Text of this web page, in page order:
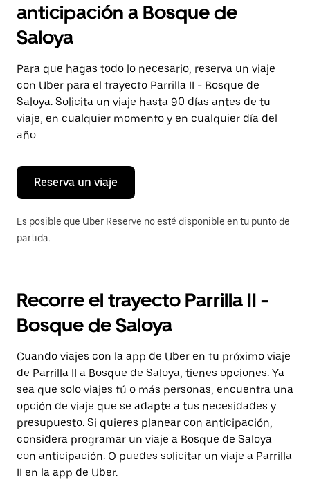
y
selecciona
una
Presiona
la
tecla Esc
para
cerrar
el
calendario.
anticipación a Bosque de
Saloya
Para que hagas todo lo necesario, reserva un viaje
con Uber para el trayecto Parrilla II - Bosque de
Saloya. Solicita un viaje hasta 90 días antes de tu
viaje, en cualquier momento y en cualquier día del
año.
Reserva un viaje
Es posible que Uber Reserve no esté disponible en tu punto de
partida.
Recorre el trayecto Parrilla II -
Bosque de Saloya
Cuando viajes con la app de Uber en tu próximo viaje
de Parrilla II a Bosque de Saloya, tienes opciones. Ya
sea que solo viajes tú o más personas, encuentra una
opción de viaje que se adapte a tus necesidades y
presupuesto. Si quieres planear con anticipación,
considera programar un viaje a Bosque de Saloya
con anticipación. O puedes solicitar un viaje a Parrilla
II en la app de Uber.